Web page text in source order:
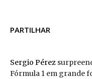
PARTILHAR
Sergio Pérez
Fórmula 1 em grande